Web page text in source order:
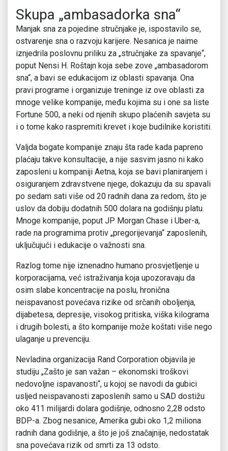
Skupa „ambasadorka sna“
Manjak sna za pojedine stručnjake je, ispostavilo se,
ostvarenje sna o razvoju karijere. Nesanica je naime
iznjedrila poslovnu priliku za „stručnjake za spavanje“,
poput Nensi H. Roštajn koja sebe zove „ambasadorom
sna“, a bavi se edukacijom iz oblasti spavanja. Ona
pravi programe i organizuje treninge iz ove oblasti za
mnoge velike kompanije, među kojima su i one sa liste
Fortune 500, a neki od njenih skupo plaćenih savjeta su
i o tome kako raspremiti krevet i koje budilnike koristiti.
Valjda bogate kompanije znaju šta rade kada papreno
plaćaju takve konsultacije, a nije sasvim jasno ni kako
zaposleni u kompaniji Aetna, koja se bavi planiranjem i
osiguranjem zdravstvene njege, dokazuju da su spavali
po sedam sati više od 20 radnih dana za redom, što je
uslov da dobiju dodatnih 500 dolara na godišnju platu.
Mnoge kompanije, poput JP Morgan Chase i Uber-a,
rade na programima protiv „pregorijevanja“ zaposlenih,
uključujući i edukacije o važnosti sna.
Razlog tome nije iznenadno humano prosvjetljenje u
korporacijama, već istraživanja koja upozoravaju da
osim slabe koncentracije na poslu, hronična
neispavanost povećava rizike od srčanih oboljenja,
dijabetesa, depresije, visokog pritiska, viška kilograma
i drugih bolesti, a što kompanije može koštati više nego
ulaganje u prevenciju.
Nevladina organizacija Rand Corporation objavila je
studiju „Zašto je san važan – ekonomski troškovi
nedovoljne ispavanosti“, u kojoj se navodi da gubici
usljed neispavanosti zaposlenih samo u SAD dostižu
oko 411 milijardi dolara godišnje, odnosno 2,28 odsto
BDP-a. Zbog nesanice, Amerika gubi oko 1,2 miliona
radnih dana godišnje, a što je još značajnije, nedostatak
sna povećava rizik od smrti za 13 odsto.